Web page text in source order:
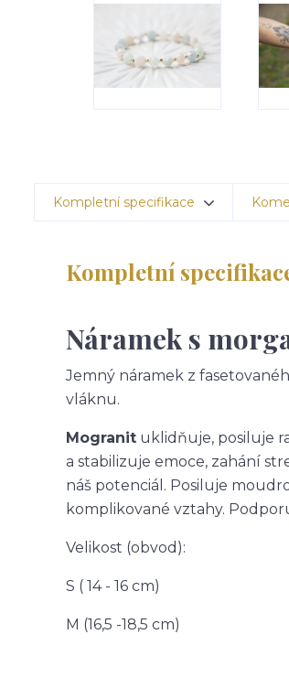
Kompletní specifikace
Kompletní
Náramek s
Jemný náramek z
vláknu.
Mogranit uklidňuje, posiluje
a stabilizuje emoce, zahání
náš potenciál. Posiluje
komplikované vztahy.
Velikost (obvod):
S ( 14 - 16 cm)
M (16,5 -18,5 cm)